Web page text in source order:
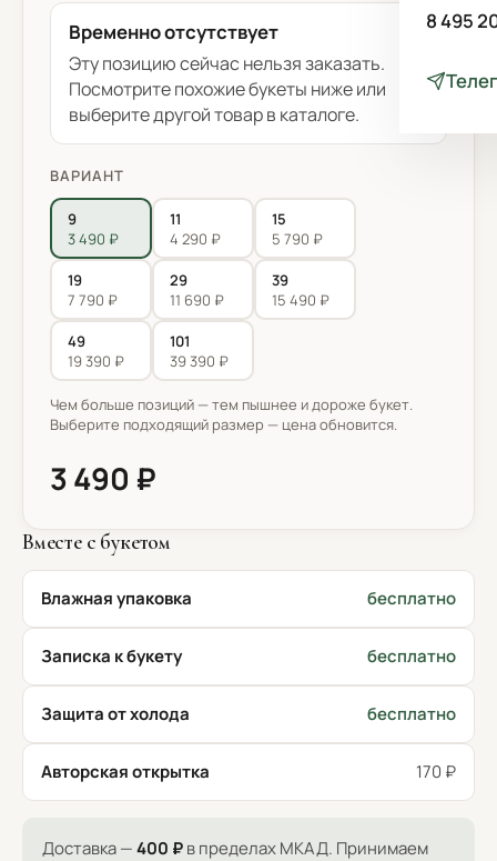
8 495
Временно отсутствует
Эту позицию сейчас нельзя заказать.
Посмотрите похожие букеты ниже или
выберите другой товар в каталоге.
ВАРИАНТ
9
3 490 ₽
11
4 290 ₽
15
5 790 ₽
19
7 790 ₽
29
11 690 ₽
39
15 490 ₽
49
19 390 ₽
101
39 390 ₽
Чем больше позиций — тем пышнее и дороже букет.
Выберите подходящий размер — цена обновится.
3 490 ₽
Вместе с букетом
Влажная упаковка бесплатно
Записка к букету бесплатно
Защита от холода бесплатно
Авторская открытка 170 ₽
Доставка —400 ₽в пределах МКАД. Принимаем